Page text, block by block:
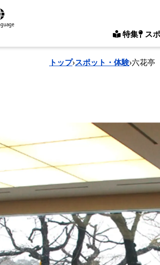
特集 ス
トップ›スポット・体験›六花